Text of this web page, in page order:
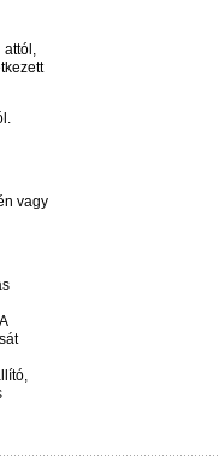
attól,
vagy